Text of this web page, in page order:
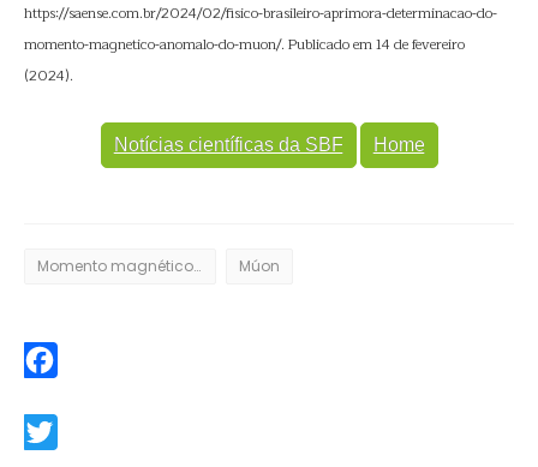
https://saense.com.br/2024/02/fisico-brasileiro-aprimora-determinacao-do-
momento-magnetico-anomalo-do-muon/. Publicado em 14 de fevereiro
(2024).
Notícias científicas da SBF Home
Momento magnético anômalo Múon